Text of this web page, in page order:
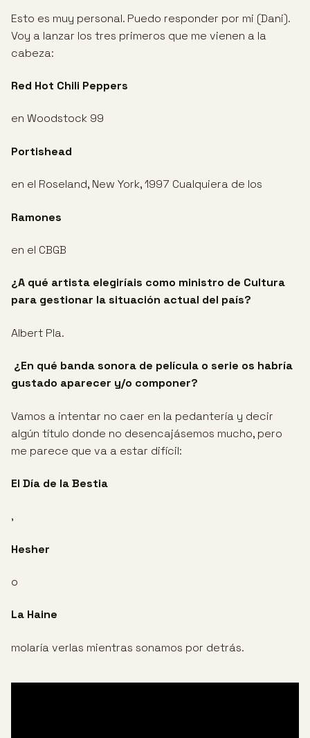
Esto es muy personal. Puedo responder por mi (Dani).
Voy a lanzar los tres primeros que me vienen a la
cabeza:
Red Hot Chili Peppers
en Woodstock 99
Portishead
en el Roseland, New York, 1997 Cualquiera de los
Ramones
en el CBGB
¿A qué artista elegiríais como ministro de Cultura
para gestionar la situación actual del país?
Albert Pla.
¿En qué banda sonora de película o serie os habría
gustado aparecer y/o componer?
Vamos a intentar no caer en la pedantería y decir
algún título donde no desencajásemos mucho, pero
me parece que va a estar difícil:
El Día de la Bestia
,
Hesher
o
La Haine
molaría verlas mientras sonamos por detrás.